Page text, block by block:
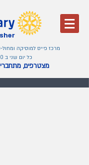
מרכז פייס למוסיקה ומחול-קרן
כל יום שני ב 19:00
מצטרפים,